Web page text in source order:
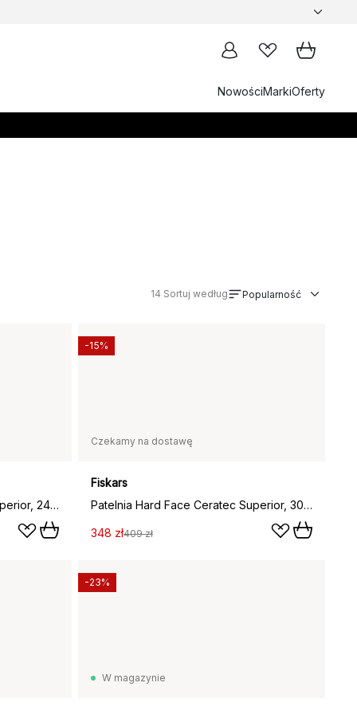
NowościMarkiOferty
14 Sortuj według Popularność
Patelnia Hard Face Ceratec Superior, 24 cm
Czekamy na dostawę
Fiskars
Patelnia Hard Face Ceratec Superior, 30 cm
348 zł409 zł
-15%
W magazynie
-23%